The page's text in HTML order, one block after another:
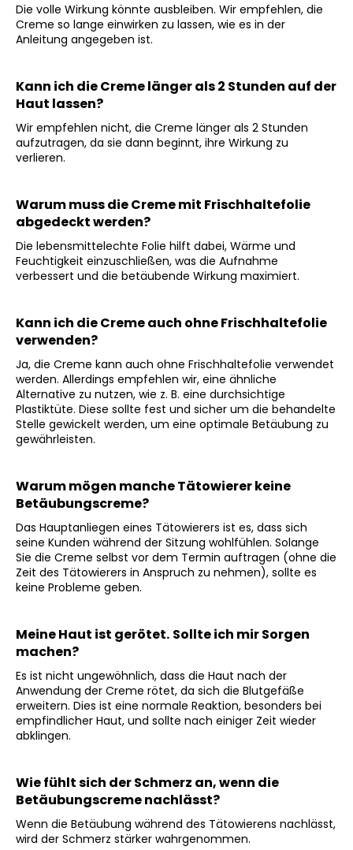
Die volle Wirkung könnte ausbleiben. Wir empfehlen, die
Creme so lange einwirken zu lassen, wie es in der
Anleitung angegeben ist.
Kann ich die Creme länger als 2 Stunden auf der
Haut lassen?
Wir empfehlen nicht, die Creme länger als 2 Stunden
aufzutragen, da sie dann beginnt, ihre Wirkung zu
verlieren.
Warum muss die Creme mit Frischhaltefolie
abgedeckt werden?
Die lebensmittelechte Folie hilft dabei, Wärme und
Feuchtigkeit einzuschließen, was die Aufnahme
verbessert und die betäubende Wirkung maximiert.
Kann ich die Creme auch ohne Frischhaltefolie
verwenden?
Ja, die Creme kann auch ohne Frischhaltefolie verwendet
werden. Allerdings empfehlen wir, eine ähnliche
Alternative zu nutzen, wie z. B. eine durchsichtige
Plastiktüte. Diese sollte fest und sicher um die behandelte
Stelle gewickelt werden, um eine optimale Betäubung zu
gewährleisten.
Warum mögen manche Tätowierer keine
Betäubungscreme?
Das Hauptanliegen eines Tätowierers ist es, dass sich
seine Kunden während der Sitzung wohlfühlen. Solange
Sie die Creme selbst vor dem Termin auftragen (ohne die
Zeit des Tätowierers in Anspruch zu nehmen), sollte es
keine Probleme geben.
Meine Haut ist gerötet. Sollte ich mir Sorgen
machen?
Es ist nicht ungewöhnlich, dass die Haut nach der
Anwendung der Creme rötet, da sich die Blutgefäße
erweitern. Dies ist eine normale Reaktion, besonders bei
empfindlicher Haut, und sollte nach einiger Zeit wieder
abklingen.
Wie fühlt sich der Schmerz an, wenn die
Betäubungscreme nachlässt?
Wenn die Betäubung während des Tätowierens nachlässt,
wird der Schmerz stärker wahrgenommen.